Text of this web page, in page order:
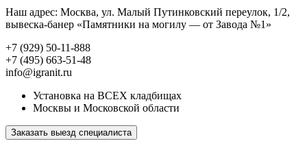
Наш адрес: Москва, ул. Малый Путинковский переулок, 1/2,
вывеска-банер «Памятники на могилу — от Завода №1»
+7 (929) 50-11-888
+7 (495) 663-51-48
info@igranit.ru
Установка на ВСЕХ кладбищах
Москвы и Московской области
Заказать выезд специалиста